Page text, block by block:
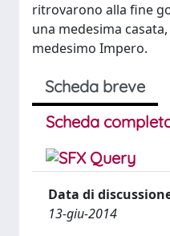
ritrovarono alla fine
una medesima
medesimo Impero.
Scheda breve
Scheda
Data di
13-giu-2014